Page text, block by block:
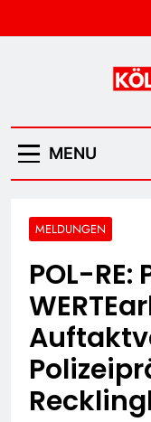
to
MENU
MELDUNGEN
POL-RE: